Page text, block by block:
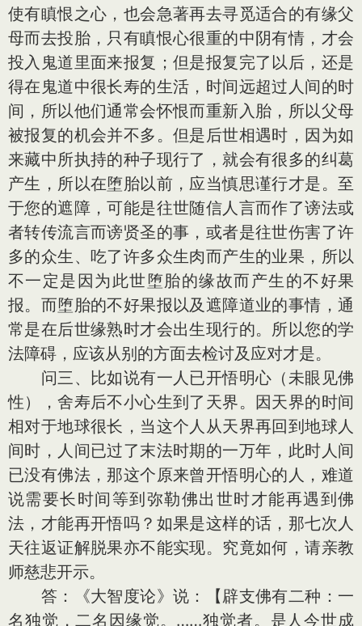
使有瞋恨之心，也会急著再去寻觅适合的有缘父
母而去投胎，只有瞋恨心很重的中阴有情，才会
投入鬼道里面来报复；但是报复完了以后，还是
得在鬼道中很长寿的生活，时间远超过人间的时
间，所以他们通常会怀恨而重新入胎，所以父母
被报复的机会并不多。但是后世相遇时，因为如
来藏中所执持的种子现行了，就会有很多的纠葛
产生，所以在堕胎以前，应当慎思谨行才是。至
于您的遮障，可能是往世随信人言而作了谤法或
者转传流言而谤贤圣的事，或者是往世伤害了许
多的众生、吃了许多众生肉而产生的业果，所以
不一定是因为此世堕胎的缘故而产生的不好果
报。而堕胎的不好果报以及遮障道业的事情，通
常是在后世缘熟时才会出生现行的。所以您的学
法障碍，应该从别的方面去检讨及应对才是。
问三、比如说有一人已开悟明心（未眼见佛
性），舍寿后不小心生到了天界。因天界的时间
相对于地球很长，当这个人从天界再回到地球人
间时，人间已过了末法时期的一万年，此时人间
已没有佛法，那这个原来曾开悟明心的人，难道
说需要长时间等到弥勒佛出世时才能再遇到佛
法，才能再开悟吗？如果是这样的话，那七次人
天往返证解脱果亦不能实现。究竟如何，请亲教
师慈悲开示。
答：《大智度论》说：【辟支佛有二种：一
名独觉，二名因缘觉。……独觉者。是人今世成